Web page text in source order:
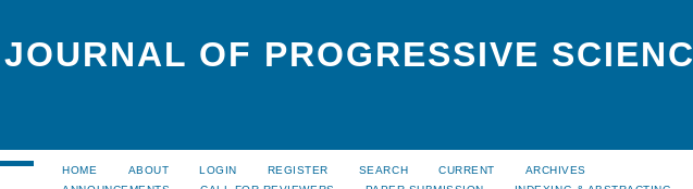
OF PROGRESSIVE
HOME ABOUT LOGIN REGISTER SEARCH CURRENT
ARCHIVES